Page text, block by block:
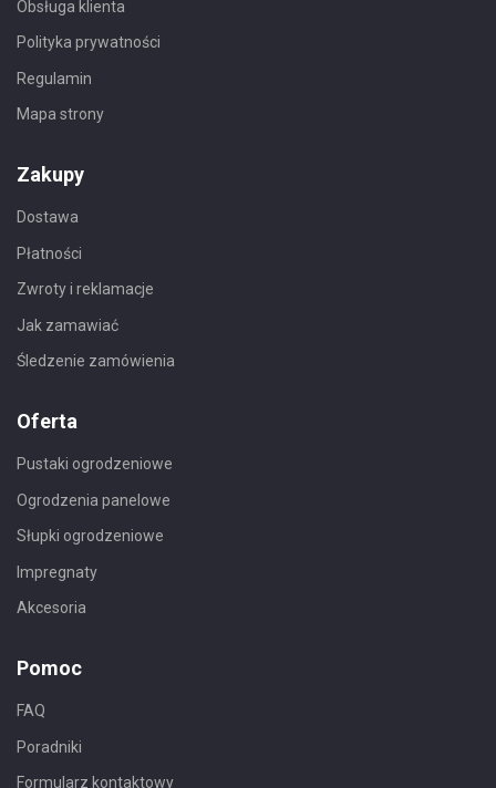
Obsługa klienta
Polityka prywatności
Regulamin
Mapa strony
Zakupy
Dostawa
Płatności
Zwroty i reklamacje
Jak zamawiać
Śledzenie zamówienia
Oferta
Pustaki ogrodzeniowe
Ogrodzenia panelowe
Słupki ogrodzeniowe
Impregnaty
Akcesoria
Pomoc
FAQ
Poradniki
Formularz kontaktowy